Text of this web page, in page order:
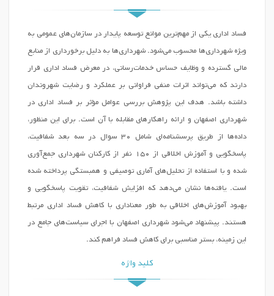
فساد اداری یکی از مهم‌ترین موانع توسعه پایدار در سازمان‌های عمومی به
ویژه شهرداری‌ها محسوب می‌شود. شهرداری‌ها به دلیل برخورداری از منابع
مالی گسترده و وظایف حساس خدمات‌رسانی، در معرض فساد اداری قرار
دارند که می‌تواند اثرات منفی فراوانی بر عملکرد و رضایت شهروندان
داشته باشد. هدف این پژوهش بررسی عوامل مؤثر بر فساد اداری در
شهرداری اصفهان و ارائه راهکارهای مقابله با آن است. برای این منظور،
داده‌ها از طریق پرسشنامه‌ای شامل ۳۰ سوال در سه بعد شفافیت،
پاسخگویی و آموزش اخلاقی از ۱۵۰ نفر از کارکنان شهرداری جمع‌آوری
شده و با استفاده از تحلیل‌های آماری توصیفی و همبستگی پرداخته شده
است. یافته‌ها نشان می‌دهد که افزایش شفافیت، تقویت پاسخگویی و
بهبود آموزش‌های اخلاقی به طور معناداری با کاهش فساد اداری مرتبط
هستند. پیشنهاد می‌شود شهرداری اصفهان با اجرای سیاست‌های جامع در
این زمینه، بستر مناسبی برای کاهش فساد فراهم کند.
کلید واژه